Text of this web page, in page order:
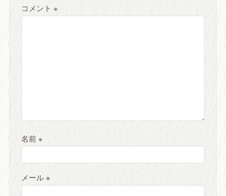
コメント※
名前※
メール※